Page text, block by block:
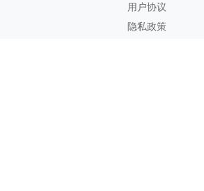
用户协议
隐私政策